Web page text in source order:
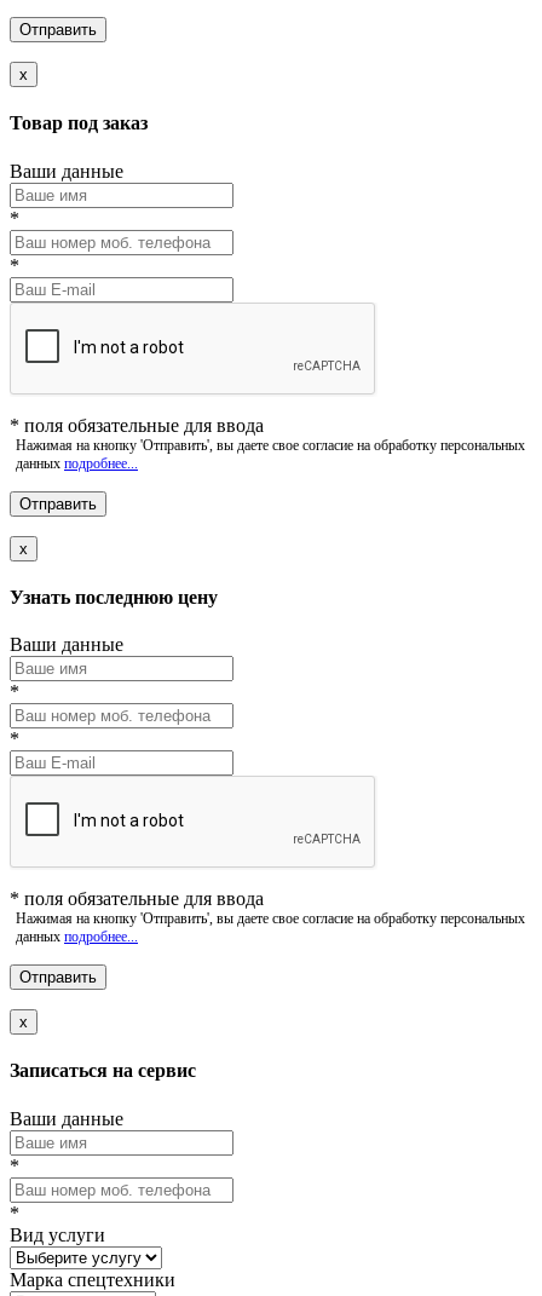
x
Товар под заказ
Ваши данные
*
*
* поля обязательные для ввода
Нажимая на кнопку 'Отправить', вы даете свое согласие на обработку персональных
данных подробнее...
x
Узнать последнюю цену
Ваши данные
*
*
* поля обязательные для ввода
Нажимая на кнопку 'Отправить', вы даете свое согласие на обработку персональных
данных подробнее...
x
Записаться на сервис
Ваши данные
*
*
Вид услуги
Марка спецтехники